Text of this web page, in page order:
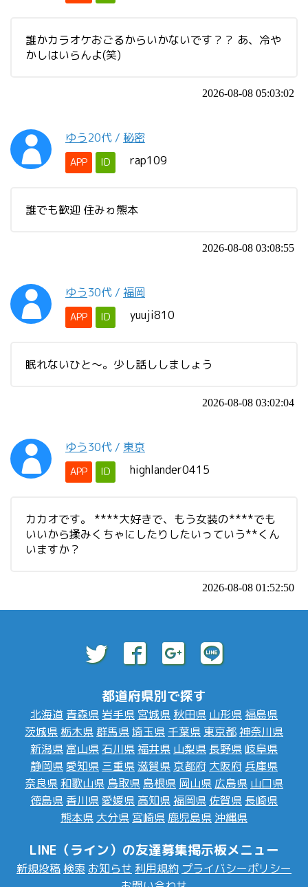
誰かカラオケおごるからいかないです？？ あ、冷や
かしはいらんよ(笑)
2026-08-08 05:03:02
ゆう20代 / 秘密
APP ID rap109
誰でも歓迎 住みゎ熊本
2026-08-08 03:08:55
ゆう30代 / 福岡
APP ID yuuji810
眠れないひと〜。少し話ししましょう
2026-08-08 03:02:04
ゆう30代 / 東京
APP ID highlander0415
カカオです。 ****大好きで、もう女装の****でも
いいから揉みくちゃにしたりしたいっていう**くん
いますか？
2026-08-08 01:52:50
都道府県別で探す
北海道 青森県 岩手県 宮城県 秋田県 山形県福島県
茨城県 栃木県群馬県埼玉県 千葉県 東京都神奈川県
新潟県 富山県 石川県福井県 山梨県 長野県 岐阜県
静岡県愛知県 三重県滋賀県 京都府 大阪府 兵庫県
奈良県 和歌山県 鳥取県 島根県 岡山県 広島県 山口県
徳島県 香川県愛媛県 高知県福岡県 佐賀県 長崎県
熊本県 大分県 宮崎県 鹿児島県 沖縄県
LINE（ライン）の友達募集掲示板メニュー
新規投稿 検索 お知らせ 利用規約 プライバシーポリシー